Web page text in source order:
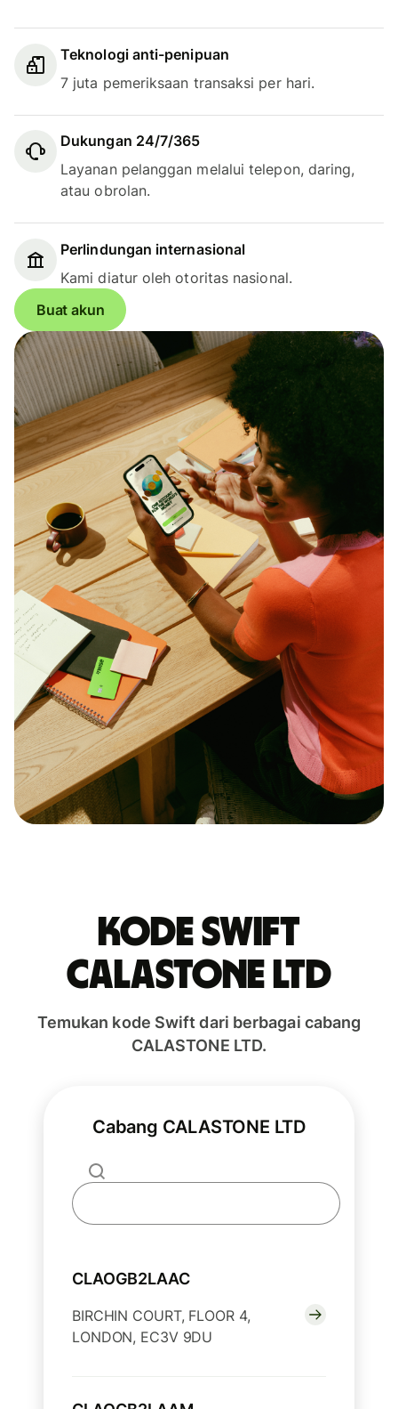
Teknologi anti-penipuan
7 juta pemeriksaan transaksi per hari.
Dukungan 24/7/365
Layanan pelanggan melalui telepon, daring,
atau obrolan.
Perlindungan internasional
Kami diatur oleh otoritas nasional.
Buat akun
Kode Swift
CALASTONE LTD
Temukan kode Swift dari berbagai cabang
CALASTONE LTD.
Cabang CALASTONE LTD
CLAOGB2LAAC
BIRCHIN COURT, FLOOR 4,
LONDON, EC3V 9DU